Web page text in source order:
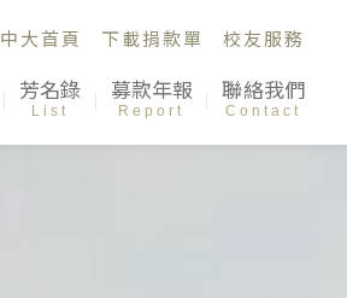
中大首頁 下載捐款單 校友服務
芳名錄
List
募款年報
Report
聯絡我們
Contact